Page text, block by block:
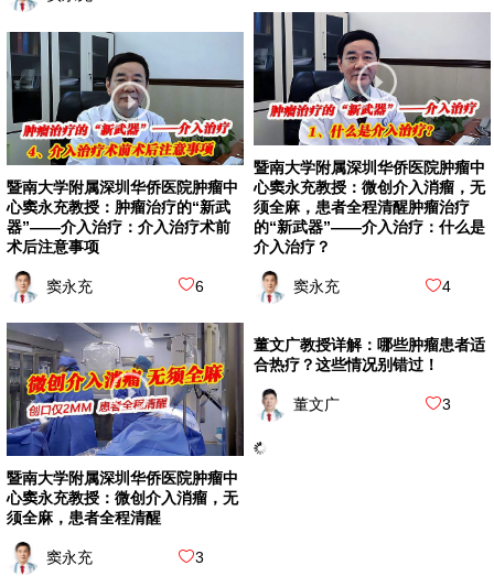
暨南大学附属深圳华侨医院肿瘤中
心窦永充教授：肿瘤治疗的“新武
器”——介入治疗：介入治疗术前
术后注意事项
窦永充 6
暨南大学附属深圳华侨医院肿瘤中
心窦永充教授：微创介入消瘤，无
须全麻，患者全程清醒
窦永充 3
暨南大学附属深圳华侨医院肿瘤中
心窦永充教授：微创介入消瘤，无
须全麻，患者全程清醒肿瘤治疗
的“新武器”——介入治疗：什么是
介入治疗？
窦永充 4
董文广教授详解：哪些肿瘤患者适
合热疗？这些情况别错过！
董文广 3